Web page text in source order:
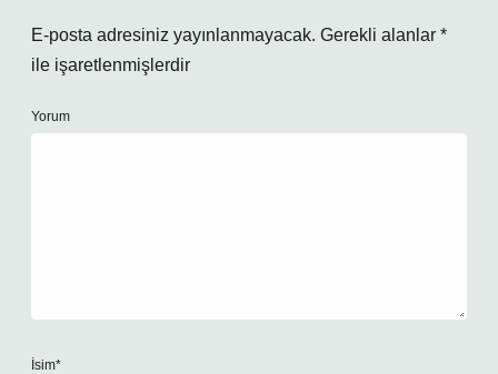
E-posta adresiniz yayınlanmayacak. Gerekli alanlar *
ile işaretlenmişlerdir
Yorum
İsim*